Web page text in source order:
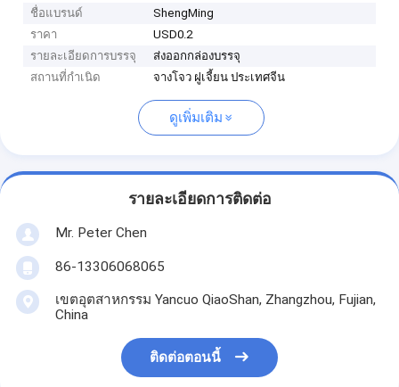
ชื่อแบรนด์
ShengMing
ราคา
USD0.2
รายละเอียดการบรรจุ
ส่งออกกล่องบรรจุ
สถานที่กำเนิด
จางโจว ฝูเจี้ยน ประเทศจีน
ดูเพิ่มเติม
รายละเอียดการติดต่อ
Mr. Peter Chen
86-13306068065
เขตอุตสาหกรรม Yancuo QiaoShan, Zhangzhou, Fujian,
China
ติดต่อตอนนี้